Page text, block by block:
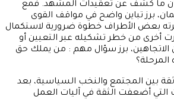
ما كشف عن تعقيدات المشهد. فمع
برز تباين واضح في مواقف القوى
بعض الأطراف خطوة ضرورية لاستكمال
أخرى من خطر تشكيله عبر التعيين أو
برز سؤال مهم : من يملك حق
بين المجتمع والنخب السياسية، بعد
أضعفت الثقة في آليات العمل